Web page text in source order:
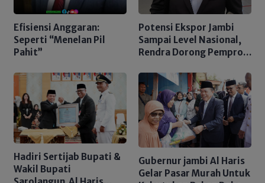
Efisiensi Anggaran:
Seperti “Menelan Pil
Pahit”
Potensi Ekspor Jambi
Sampai Level Nasional,
Rendra Dorong Pemprov
Hadiri Sertijab Bupati &
Wakil Bupati
Gubernur jambi Al Haris
Gelar Pasar Murah Untuk